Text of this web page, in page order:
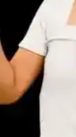
içerir.
gelişmelerle